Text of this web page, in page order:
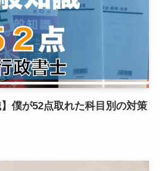
】僕が52点取れた科目別の対策